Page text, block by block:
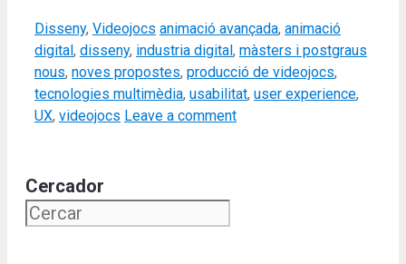
Categories
Disseny, Videojocs Tags
animació avançada, animació
digital, disseny, industria digital, màsters i postgraus
nous, noves propostes, producció de videojocs,
tecnologies multimèdia, usabilitat, user experience,
UX, videojocs Leave a comment
Cercador